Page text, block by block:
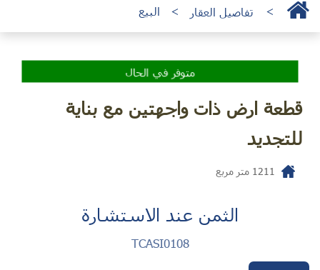
> تفاصيل العقار > البيع
متوفر في الحال
قطعة ارض ذات واجهتين مع بناية
للتجديد
متر مربع
الثمن عند الاستشارة
TCASI0108